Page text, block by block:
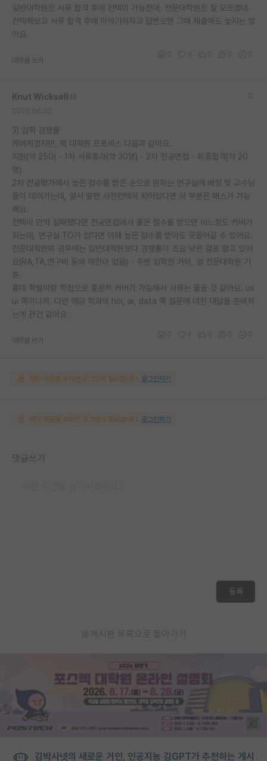
일반대학원은 서류 합격 후에 컨텍이 가능한데, 전문대학원은 잘 모르겠네.
컨텍해보고 서류 합격 후에 이야기하자고 답변오면 그때 제출해도 늦지는 않
아요.
대댓글 쓰기
Knut Wicksell
3) 입학 경쟁률
케바케겠지만, 제 대학원 프로세스 다음과 같아요.
지원(약 250) - 1차 서류통과(약 30명) - 2차 전공면접 - 최종합격(약 20
명)
2차 전공평가에서 높은 점수를 받은 순으로 원하는 연구실에 배정 및 교수님
들이 데려가는데, 앞서 말한 사전컨텍이 되어있다면 이 부분은 패스가 가능
해요.
컨텍이 만약 실패했다면 전공면접에서 좋은 점수를 받으면 어느정도 커버가
되는데, 연구실 TO가 없다면 이때 높은 점수를 받아도 못들어갈 수 있어요.
전문대학원의 경우에는 일반대학원보다 경쟁률이 조금 낮은 걸로 알고 있어
요(RA,TA,연구비 등의 제한이 없음) - 주변 입학한 카이, 설 전문대학원 기
준.
홍대 학벌이랑 학점으로 충분히 커버가 가능해서 서류는 뚫을 것 같아요. ux
ui 쪽이니까. 다만 해당 학과의 hci, ai, data 쪽 질문에 대한 대답을 준비하
는게 관건 같아요.
대댓글 쓰기
해당 댓글을 보려면 로그인이 필요합니다. 로그인하기
해당 댓글을 보려면 로그인이 필요합니다. 로그인하기
댓글쓰기
등록
게시판 목록으로 돌아가기
김박사넷의 새로운 거인, 인공지능 김GPT가 추천하는 게시